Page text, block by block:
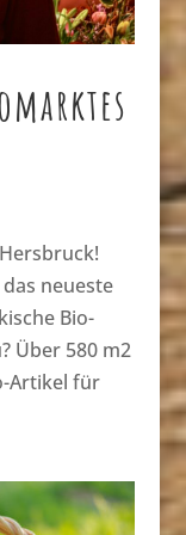
neueste
Bio-
Über 580 m2
Artikel für